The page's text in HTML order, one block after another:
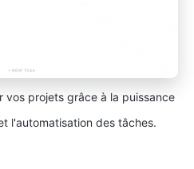
vos projets grâce à la puissance
l'automatisation des tâches.